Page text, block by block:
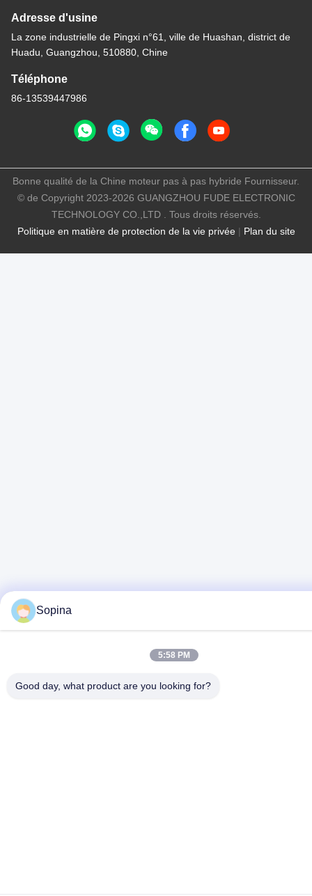
Adresse d'usine
La zone industrielle de Pingxi n°61, ville de Huashan, district de
Huadu, Guangzhou, 510880, Chine
Téléphone
86-13539447986
Politique en matière de protection de la vie privée| Plan du site
Bonne qualité de la Chine moteur pas à pas hybride Fournisseur.
© de Copyright 2023-2026 GUANGZHOU FUDE ELECTRONIC
TECHNOLOGY CO.,LTD . Tous droits réservés.
Sopina
5:58 PM
Good day, what product are you looking for?